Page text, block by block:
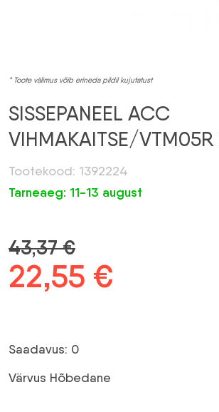
* Toote välimus võib erineda pildil kujutatust
SISSEPANEEL ACC
VIHMAKAITSE/VTM05R
Tootekood: 1392224
Tarneaeg: 11-13 august
43,37€
Algne
oli:
43,37 €.
22,55 €
Saadavus: 0
Värvus Hõbedane